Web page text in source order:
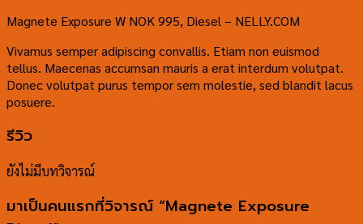
Magnete Exposure W NOK 995, Diesel – NELLY.COM
Vivamus semper adipiscing convallis. Etiam non euismod
tellus. Maecenas accumsan mauris a erat interdum volutpat.
Donec volutpat purus tempor sem molestie, sed blandit lacus
posuere.
รีวิว
ยังไม่มีบทวิจารณ์
มาเป็นคนแรกที่วิจารณ์ “Magnete Exposure